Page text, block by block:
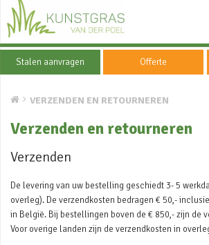
Stalen aanvragen Offerte
VERZENDEN EN RETOURNEREN
Verzenden en retourneren
Verzenden
De levering van uw bestelling geschiedt 3- 5
overleg). De verzendkosten bedragen € 50,-
in België. Bij bestellingen boven de € 850,- zijn de
Voor overige landen zijn de verzendkosten in